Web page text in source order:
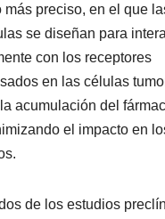
más preciso, en el que
se diseñan para
con los receptores
en las células
acumulación del
el impacto en
de los estudios